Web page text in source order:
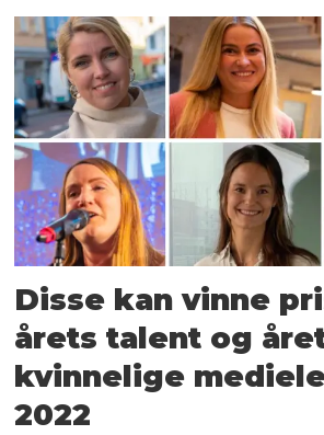
Disse kan vinne
årets talent og
kvinnelige
2022